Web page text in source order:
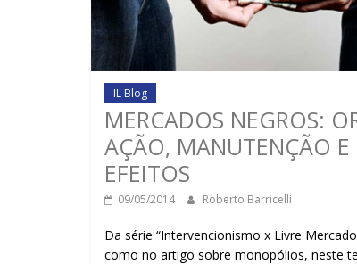
IL Blog
MERCADOS NEGROS:
AÇÃO, MANUTENÇÃO E
EFEITOS
09/05/2014 Roberto Barricelli
Da série “Intervencionismo x Livre
como no artigo sobre monopólios, neste